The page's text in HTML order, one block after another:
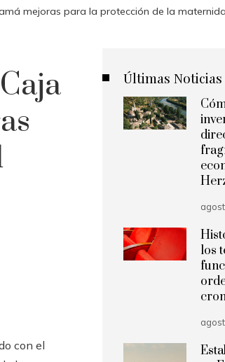
mejoras para la protección de la
con el
Últimas Noticias
los